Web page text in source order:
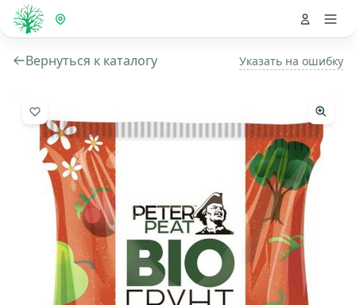
Вернуться к каталогу Указать на ошибку